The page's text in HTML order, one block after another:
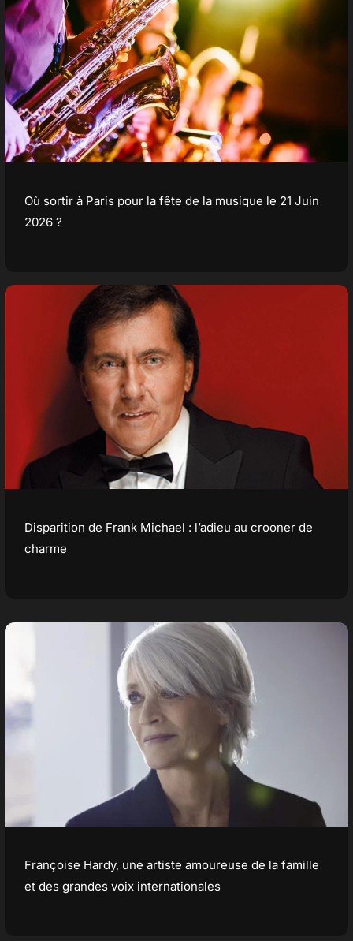
Où sortir à Paris pour la fête de la musique le 21 Juin
2026 ?
Disparition de Frank Michael : l’adieu au crooner de
charme
Françoise Hardy, une artiste amoureuse de la famille
et des grandes voix internationales